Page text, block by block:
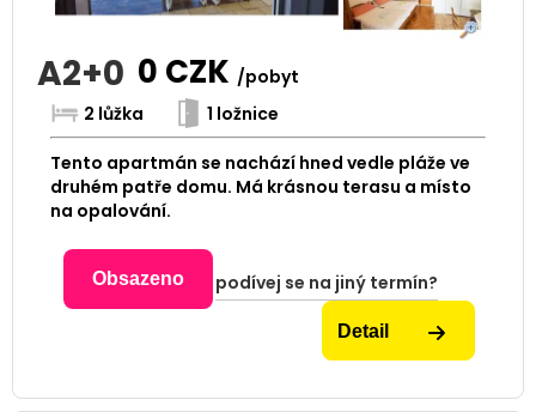
A2+0 0 CZK /pobyt
2 lůžka
1 ložnice
Tento apartmán se nachází hned vedle pláže ve
druhém patře domu. Má krásnou terasu a místo
na opalování.
Obsazeno podívej se na jiný termín?
Detail